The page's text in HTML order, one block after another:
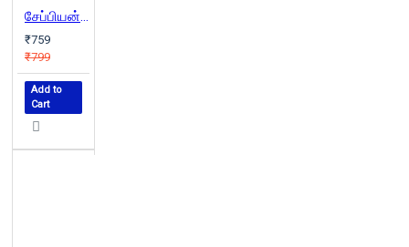
சேப்பியன்ஸ்: மனிதகுலத்தின் ஒரு சுருக்கமான வரலாறு | Sapiens
₹759
₹799
Add to
Cart